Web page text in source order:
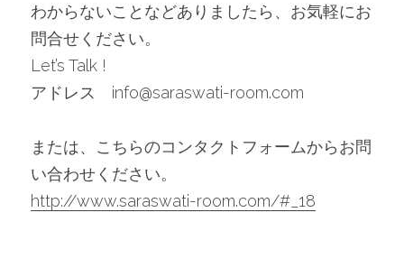
わからないことなどありましたら、お気軽にお
問合せください。
Let’s Talk !
アドレス　info@saraswati-room.com
または、こちらのコンタクトフォームからお問
い合わせください。
http://www.saraswati-room.com/#_18